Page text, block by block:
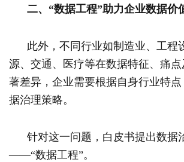
二、“数据工程”助力企业数据价
此外，不同行业如制造业、工程
源、交通、医疗等在数据特征、痛
著差异，企业需要根据自身行业特
据治理策略。
针对这一问题，白皮书提出数据
——“数据工程”。